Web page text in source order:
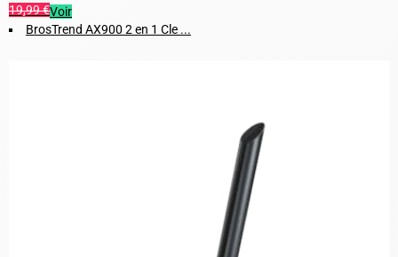
19,99 €Voir
BrosTrend AX900 2 en 1 Cle ...